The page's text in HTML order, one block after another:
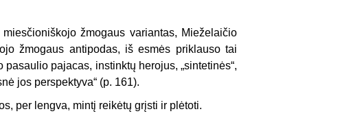
žmogaus variantas, Mieželaičio
žmogaus antipodas, iš esmės priklauso tai
pajacas, instinktų herojus, „sintetinės“,
jos perspektyva“ (p. 161).
per lengva, mintį reikėtų grįsti ir plėtoti.